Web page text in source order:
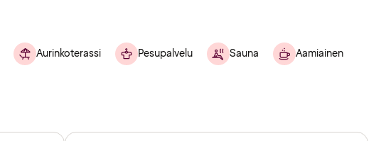
Aurinkoterassi Pesupalvelu Sauna Aamiainen